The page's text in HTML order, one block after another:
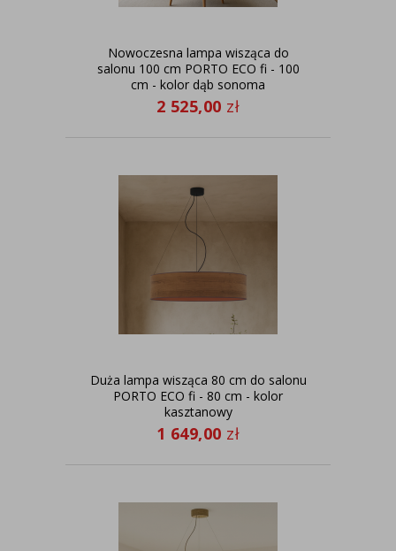
Nowoczesna lampa wisząca do
salonu 100 cm PORTO ECO fi - 100
cm - kolor dąb sonoma
2 525,00 zł
Duża lampa wisząca 80 cm do salonu
PORTO ECO fi - 80 cm - kolor
kasztanowy
1 649,00 zł